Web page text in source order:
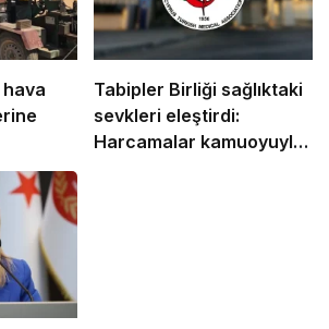
hava
Tabipler Birliği sağlıktaki
sevkleri eleştirdi:
Harcamalar kamuoyuyla